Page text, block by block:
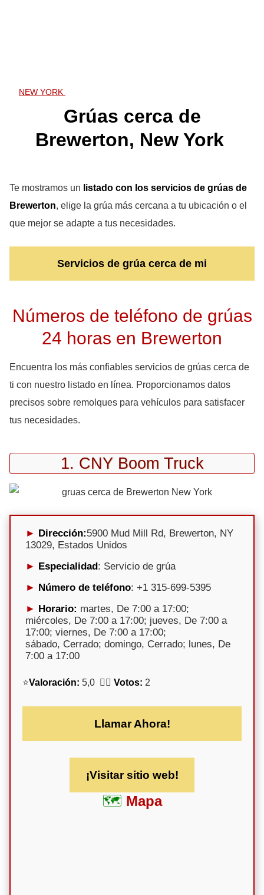
NEW YORK
Grúas cerca de
Brewerton, New York
Te mostramos un listado con los servicios de grúas de
Brewerton, elige la grúa más cercana a tu ubicación o el
que mejor se adapte a tus necesidades.
Servicios de grúa cerca de mi
Números de teléfono de grúas
24 horas en Brewerton
Encuentra los más confiables servicios de grúas cerca de
ti con nuestro listado en línea. Proporcionamos datos
precisos sobre remolques para vehículos para satisfacer
tus necesidades.
1. CNY Boom Truck
Dirección:5900 Mud Mill Rd, Brewerton, NY
13029, Estados Unidos
Especialidad: Servicio de grúa
Número de teléfono: +1 315-699-5395
Horario: martes, De 7:00 a 17:00;
miércoles, De 7:00 a 17:00; jueves, De 7:00 a
17:00; viernes, De 7:00 a 17:00;
sábado, Cerrado; domingo, Cerrado; lunes, De
7:00 a 17:00
⭐Valoración: 5,0 🕵️‍♀️ Votos: 2
Llamar Ahora!
¡Visitar sitio web!
Mapa